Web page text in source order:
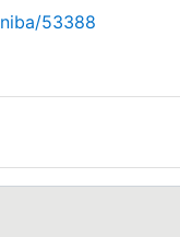
53388